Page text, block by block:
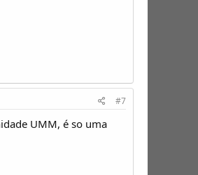
#7
UMM, é so uma